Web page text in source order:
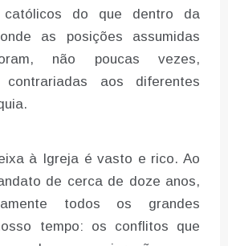
do que dentro da
as posições assumidas
não poucas vezes,
aos diferentes
à Igreja é vasto e rico. Ao
de cerca de doze anos,
todos os grandes
tempo: os conflitos que